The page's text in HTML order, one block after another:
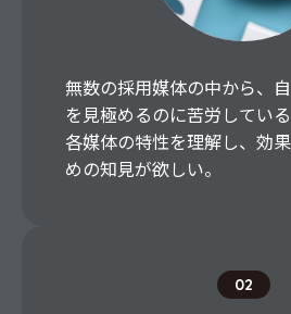
無数の採用媒体の中から、
を見極めるのに苦労してい
各媒体の特性を理解し、効
めの知見が欲しい。
02